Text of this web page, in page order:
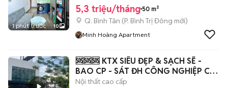
1 phút trước 10
5,3 triệu/tháng 50 m²
Q. Bình Tân (P. Bình Trị Đông mới)
Minh Hoàng Apartment
🆘🆘🆘 KTX SIÊU ĐẸP & SẠCH SẼ -
BAO CP - SÁT ĐH CÔNG NGHIỆP CS2
(IUH CS2)
Nội thất cao cấp